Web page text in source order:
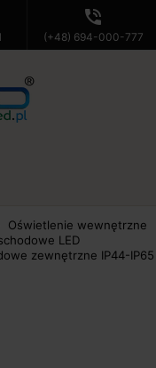
phone_in_talk
(+48) 694-000-777
Oświetlenie wewnętrzne
LED
zewnętrzne IP44-IP65